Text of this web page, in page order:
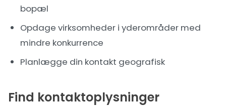
bopæl
Opdage virksomheder i yderområder med
mindre konkurrence
Planlægge din kontakt geografisk
Find kontaktoplysninger